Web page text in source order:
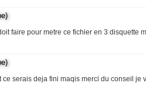
faire pour metre ce fichier en 3 disquette
serais deja fini maqis merci du conseil je